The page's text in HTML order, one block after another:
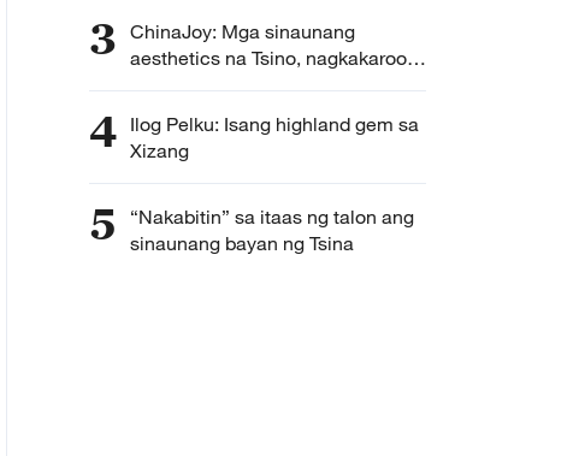
3 ChinaJoy: Mga sinaunang
aesthetics na Tsino, nagkakaroon
ng mga bagong anyo
4 Ilog Pelku: Isang highland gem sa
Xizang
5
“Nakabitin” sa itaas ng talon ang
sinaunang bayan ng Tsina